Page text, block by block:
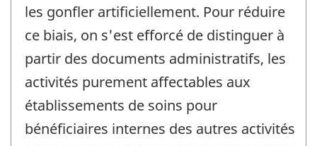
les gonfler artificiellement. Pour réduire
ce biais, on s'est efforcé de distinguer à
partir des documents administratifs, les
activités purement affectables aux
établissements de soins pour
bénéficiaires internes des autres activités